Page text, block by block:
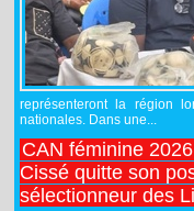
représenteront la région
nationales. Dans une...
CAN féminine
Cissé quitte son
sélectionneur des